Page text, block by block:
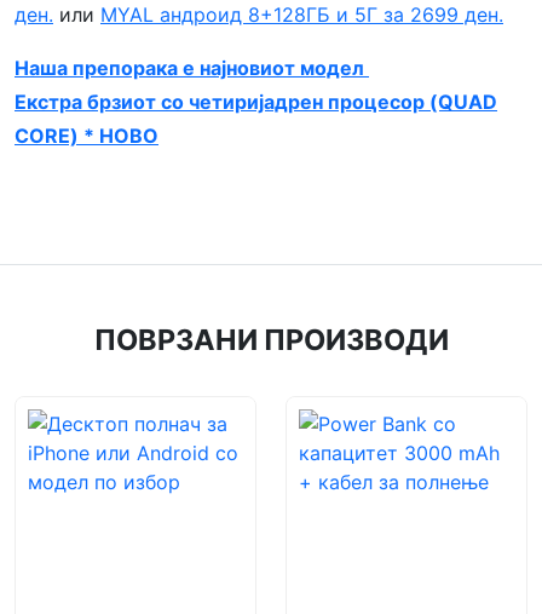
ден. или MYAL андроид 8+128ГБ и 5Г за 2699 ден.
Наша препорака е најновиот модел
Екстра брзиот со четиријадрен процесор (QUAD
CORE) * НОВО
ПОВРЗАНИ ПРОИЗВОДИ